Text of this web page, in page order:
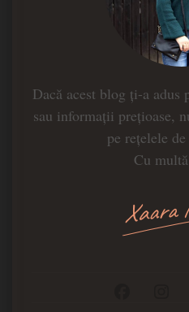
Dacă acest blog ți-a
sau informații prețioase,
pe rețelele
Cu
Xaara